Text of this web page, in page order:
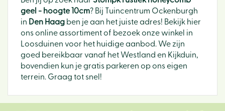
geel - hoogte 10cm? Bij Tuincentrum Ockenburgh
in Den Haag ben je aan het juiste adres! Bekijk hier
ons online assortiment of bezoek onze winkel in
Loosduinen voor het huidige aanbod. We zijn
goed bereikbaar vanaf het Westland en Kijkduin,
bovendien kun je gratis parkeren op ons eigen
terrein. Graag tot snel!